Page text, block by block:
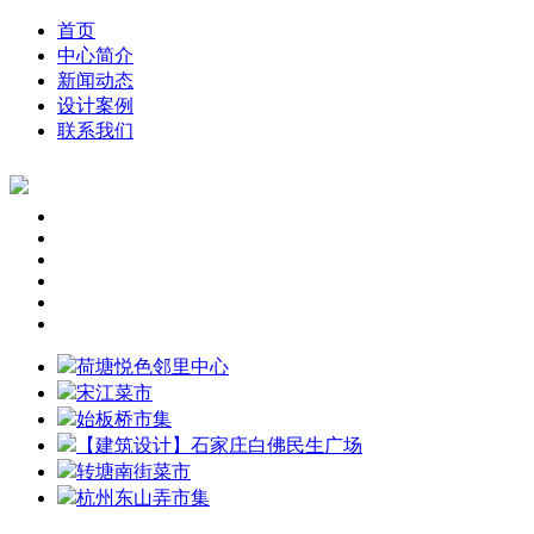
首页
中心简介
新闻动态
设计案例
联系我们
荷塘悦色邻里中心
宋江菜市
始板桥市集
【建筑设计】石家庄白佛民生广场
转塘南街菜市
杭州东山弄市集